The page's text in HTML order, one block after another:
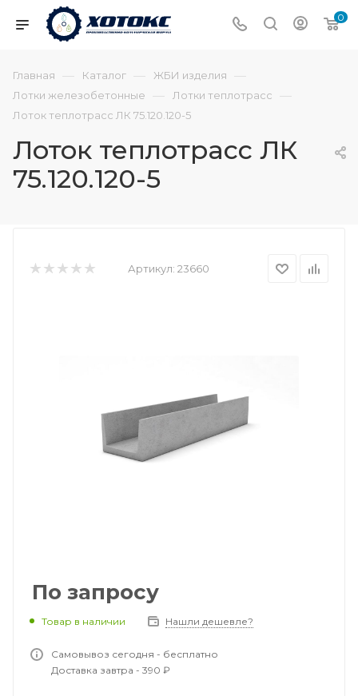
0
Главная — Каталог — ЖБИ изделия —
Лотки железобетонные — Лотки теплотрасс —
Лоток теплотрасс ЛК 75.120.120-5
Лоток теплотрасс ЛК
75.120.120-5
Артикул: 23660
По запросу
Товар в наличии Нашли дешевле?
Самовывоз сегодня - бесплатно
Доставка завтра - 390 ₽